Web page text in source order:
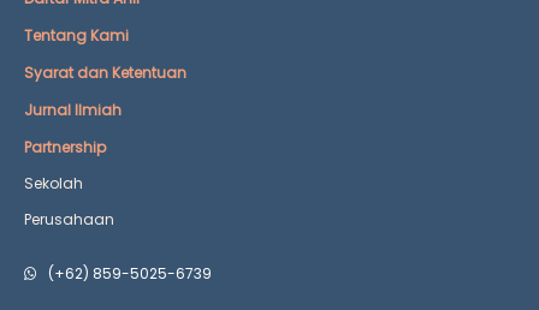
Tentang Kami
Syarat dan Ketentuan
Jurnal Ilmiah
Partnership
Sekolah
Perusahaan
(+62) 859-5025-6739